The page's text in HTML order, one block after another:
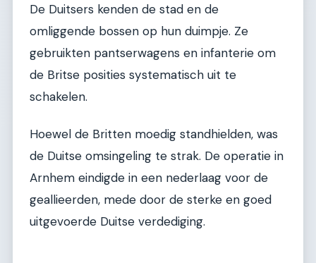
De Duitsers kenden de stad en de
omliggende bossen op hun duimpje. Ze
gebruikten pantserwagens en infanterie om
de Britse posities systematisch uit te
schakelen.
Hoewel de Britten moedig standhielden, was
de Duitse omsingeling te strak. De operatie in
Arnhem eindigde in een nederlaag voor de
geallieerden, mede door de sterke en goed
uitgevoerde Duitse verdediging.